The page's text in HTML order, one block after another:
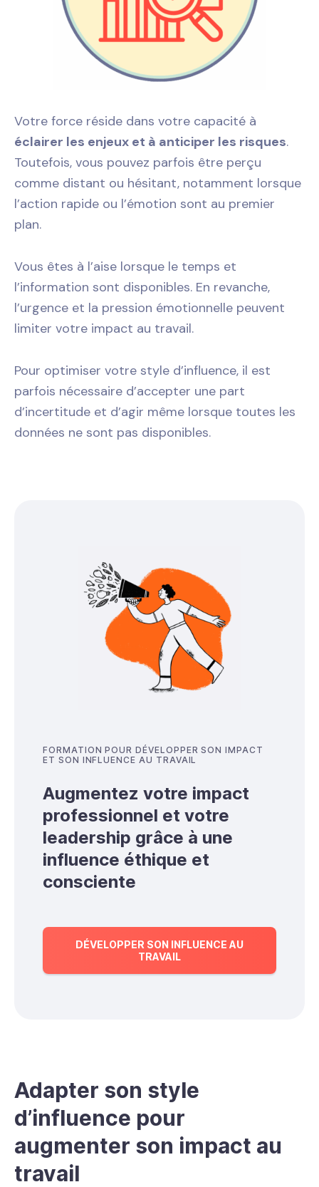
Votre force réside dans votre capacité à
éclairer les enjeux et à anticiper les risques.
Toutefois, vous pouvez parfois être perçu
comme distant ou hésitant, notamment lorsque
l’action rapide ou l’émotion sont au premier
plan.
Vous êtes à l’aise lorsque le temps et
l’information sont disponibles. En revanche,
l’urgence et la pression émotionnelle peuvent
limiter votre impact au travail.
Pour optimiser votre style d’influence, il est
parfois nécessaire d’accepter une part
d’incertitude et d’agir même lorsque toutes les
données ne sont pas disponibles.
FORMATION POUR DÉVELOPPER SON IMPACT
ET SON INFLUENCE AU TRAVAIL
Augmentez votre impact
professionnel et votre
leadership grâce à une
influence éthique et
consciente
DÉVELOPPER SON INFLUENCE AU
TRAVAIL
Adapter son style
d’influence pour
augmenter son impact au
travail